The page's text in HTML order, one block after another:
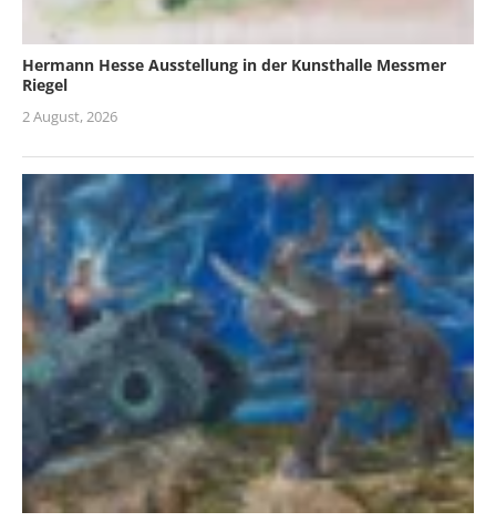
Hermann Hesse Ausstellung in der Kunsthalle Messmer
Riegel
2 August, 2026